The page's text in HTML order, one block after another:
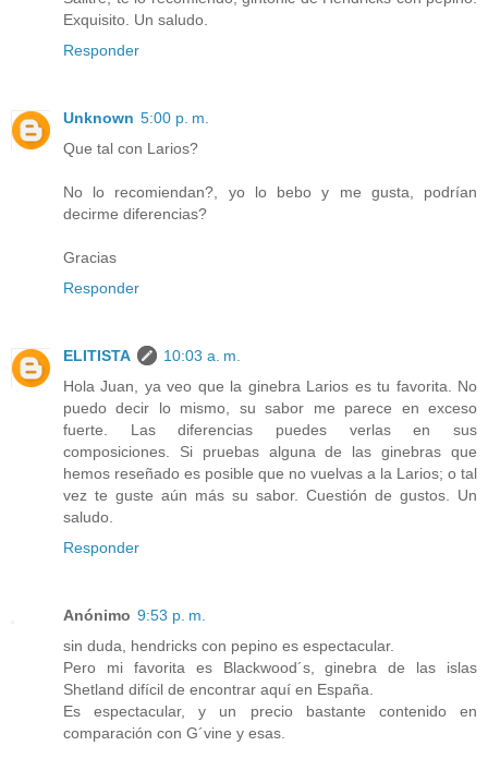
Exquisito. Un saludo.
Responder
Unknown 5:00 p. m.
Que tal con Larios?
No lo recomiendan?, yo lo bebo y me gusta, podrían
decirme diferencias?
Gracias
Responder
ELITISTA
10:03 a. m.
Hola Juan, ya veo que la ginebra Larios es tu favorita. No
puedo decir lo mismo, su sabor me parece en exceso
fuerte. Las diferencias puedes verlas en sus
composiciones. Si pruebas alguna de las ginebras que
hemos reseñado es posible que no vuelvas a la Larios; o tal
vez te guste aún más su sabor. Cuestión de gustos. Un
saludo.
Responder
Anónimo 9:53 p. m.
sin duda, hendricks con pepino es espectacular.
Pero mi favorita es Blackwood´s, ginebra de las islas
Shetland difícil de encontrar aquí en España.
Es espectacular, y un precio bastante contenido en
comparación con G´vine y esas.